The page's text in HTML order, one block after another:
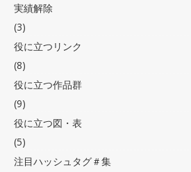
実績解除
(3)
役に立つリンク
(8)
役に立つ作品群
(9)
役に立つ図・表
(5)
注目ハッシュタグ＃集